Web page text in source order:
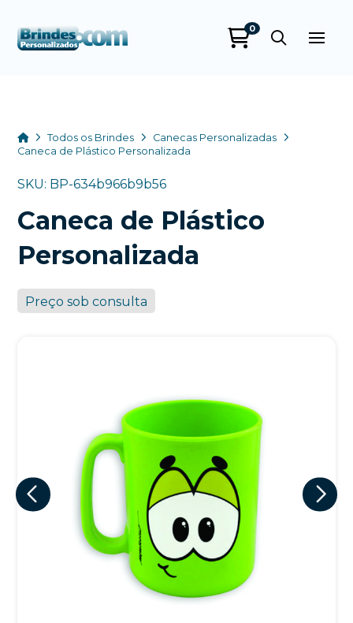
0
HomeTodos os Brindes
Canecas Personalizadas
Caneca de Plástico Personalizada
SKU: BP-634b966b9b56
Caneca de Plástico
Personalizada
Preço sob consulta
+55
Eu concordo em receber comunicações.
A nossa empresa está comprometida a proteger e respeitar
sua privacidade, utilizaremos seus dados apenas para fins
de marketing. Você pode alterar suas preferências a
qualquer momento.
Iniciar conversa